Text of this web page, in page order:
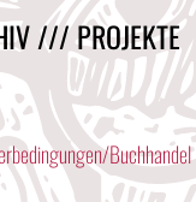
/// PROJEKTE
Buchhandel